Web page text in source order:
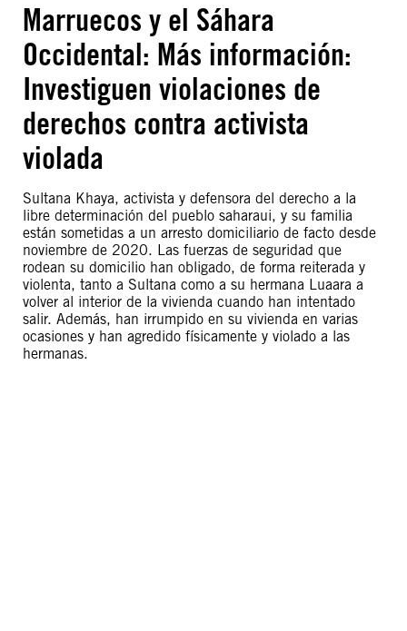
Marruecos y el Sáhara
Occidental: Más información:
Investiguen violaciones de
derechos contra activista
violada
Sultana Khaya, activista y defensora del derecho a la
libre determinación del pueblo saharaui, y su familia
están sometidas a un arresto domiciliario de facto desde
noviembre de 2020. Las fuerzas de seguridad que
rodean su domicilio han obligado, de forma reiterada y
violenta, tanto a Sultana como a su hermana Luaara a
volver al interior de la vivienda cuando han intentado
salir. Además, han irrumpido en su vivienda en varias
ocasiones y han agredido físicamente y violado a las
hermanas.